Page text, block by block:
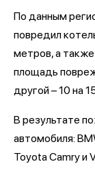
По данным
повредил
метров, а
площадь
другой – 10 на
В результате
автомобиля:
Toyota Camry и